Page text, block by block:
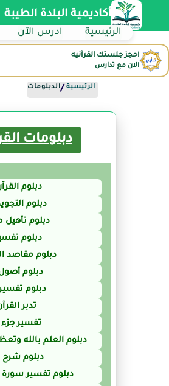
أكاديمية البلدة الطيبة
الرئيسية ادرس الآن
احجز جلستك القرآنيه
الان مع تدارس
الرئيسية /الدبلومات
دبلومات
دبلوم
دبلوم
دبلوم تأهيل
دبلوم
دبلوم مقاصد
دبلوم
دبلوم
تدبر
تفسير
دبلوم العلم بالله
دبلوم شرح
دبلوم تفسير سورة